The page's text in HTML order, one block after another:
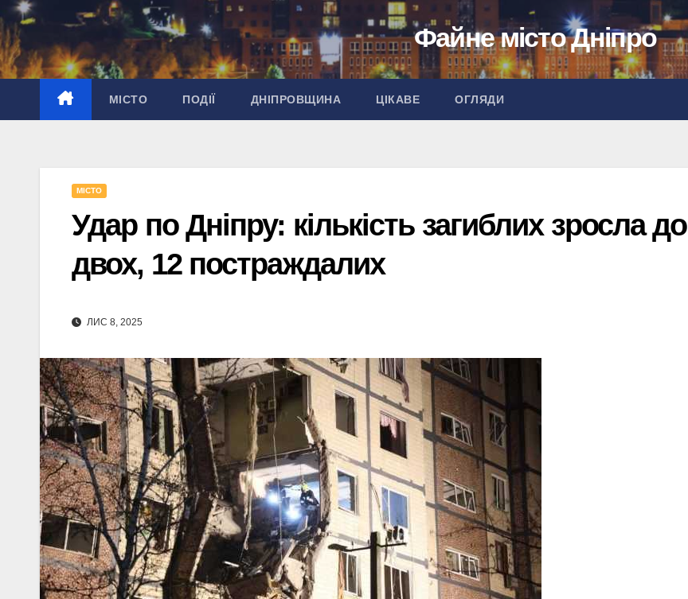
Перейти
до
вмісту
Файне місто Дніпро
МІСТО ПОДІЇ ДНІПРОВЩИНА ЦІКАВЕ ОГЛЯДИ
МІСТО
Удар по Дніпру: кількість загиблих зросла до
двох, 12 постраждалих
ЛИС 8, 2025